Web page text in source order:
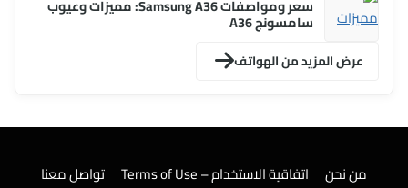
سعر ومواصفات Samsung A36: مميزات وعيوب
سامسونج A36
عرض المزيد من الهواتف
من نحن اتفاقية الاستخدام – Terms of Use
تواصل معنا